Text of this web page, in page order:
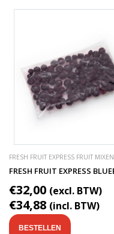
FRESH FRUIT EXPRESS FRUIT MIXEN
€32,00 (excl. BTW)
€34,88 (incl. BTW)
BESTELLEN